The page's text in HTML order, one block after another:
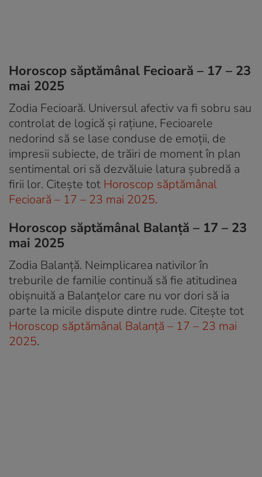
Horoscop săptămânal Fecioară – 17 – 23
mai 2025
Zodia Fecioară. Universul afectiv va fi sobru sau
controlat de logică și rațiune, Fecioarele
nedorind să se lase conduse de emoții, de
impresii subiecte, de trăiri de moment în plan
sentimental ori să dezvăluie latura șubredă a
firii lor. Citește tot Horoscop săptămânal
Fecioară – 17 – 23 mai 2025.
Horoscop săptămânal Balanță – 17 – 23
mai 2025
Zodia Balanță. Neimplicarea nativilor în
treburile de familie continuă să fie atitudinea
obișnuită a Balanțelor care nu vor dori să ia
parte la micile dispute dintre rude. Citește tot
Horoscop săptămânal Balanță – 17 – 23 mai
2025.